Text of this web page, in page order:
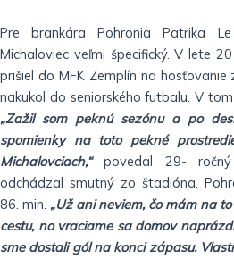
Pre brankára Pohronia Patrika
Michaloviec veľmi špecifický. V lete
prišiel do MFK Zemplín na hosťovanie
nakukol do seniorského futbalu. V
„Zažil som peknú sezónu a po
spomienky na toto pekné
Michalovciach,“povedal 29- ročný
odchádzal smutný zo štadióna.
86. min. „Už ani neviem, čo mám na
cestu, no vraciame sa domov
sme dostali gól na konci zápasu.